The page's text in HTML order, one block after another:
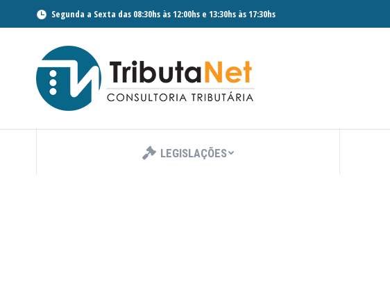
Segunda a Sexta das 08:30hs às 12:00hs e 13:30hs às 17:30hs
LEGISLAÇÕES